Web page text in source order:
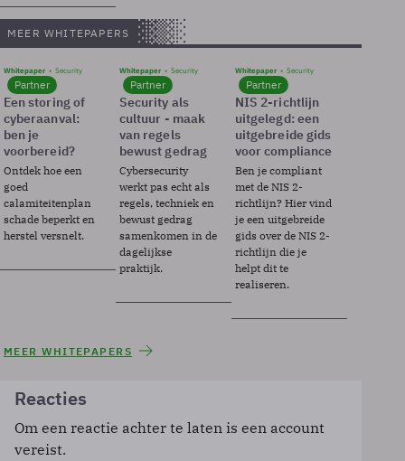
MEER WHITEPAPERS
Whitepaper Security
Partner
Een storing of
cyberaanval:
ben je
voorbereid?
Ontdek hoe een
goed
calamiteitenplan
schade beperkt en
herstel versnelt.
Whitepaper Security
Partner
Security als
cultuur - maak
van regels
bewust gedrag
Cybersecurity
werkt pas echt als
regels, techniek en
bewust gedrag
samenkomen in de
dagelijkse
praktijk.
Whitepaper Security
Partner
NIS 2-richtlijn
uitgelegd: een
uitgebreide gids
voor compliance
Ben je compliant
met de NIS 2-
richtlijn? Hier vind
je een uitgebreide
gids over de NIS 2-
richtlijn die je
helpt dit te
realiseren.
MEER WHITEPAPERS
Reacties
Om een reactie achter te laten is een account
vereist.